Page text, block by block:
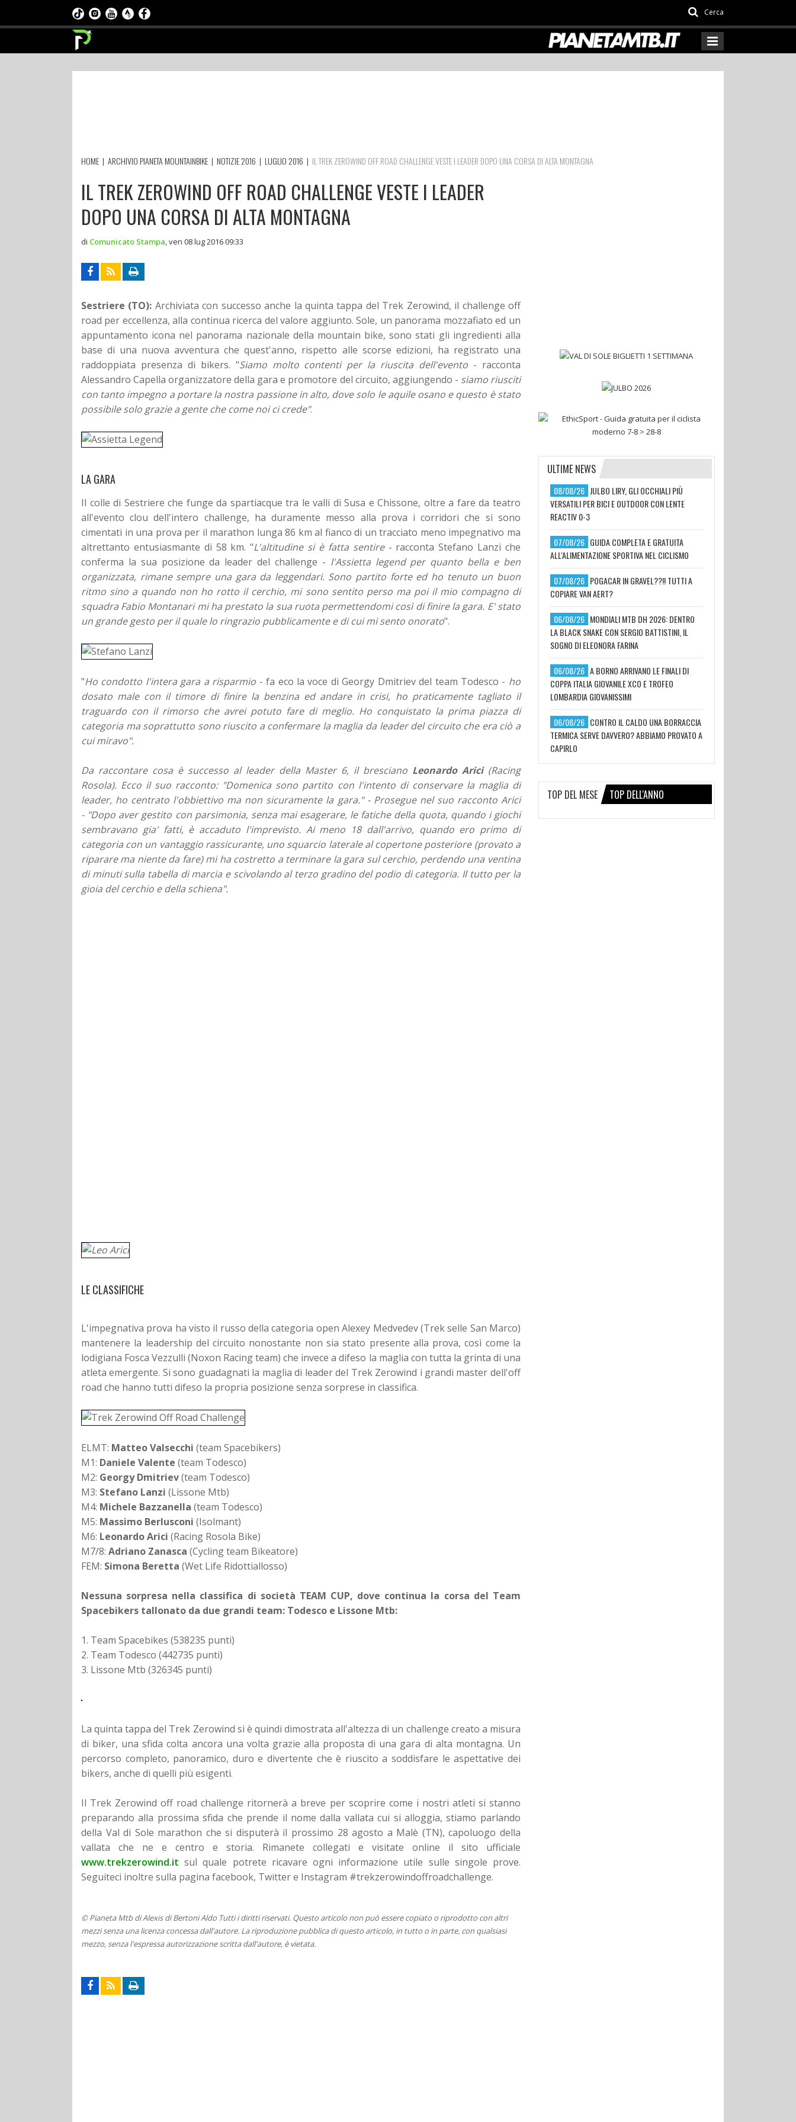
Cerca
HOME | ARCHIVIO PIANETA MOUNTAINBIKE | NOTIZIE 2016 | LUGLIO 2016 | IL TREK ZEROWIND OFF ROAD CHALLENGE VESTE I LEADER DOPO UNA CORSA DI ALTA MONTAGNA
IL TREK ZEROWIND OFF ROAD CHALLENGE VESTE I LEADER
DOPO UNA CORSA DI ALTA MONTAGNA
di Comunicato Stampa ven 08 lug 2016 09:33
Sestriere (TO): Archiviata con successo anche la quinta tappa del Trek Zerowind, il challenge off
road per eccellenza, alla continua ricerca del valore aggiunto. Sole, un panorama mozzafiato ed un
appuntamento icona nel panorama nazionale della mountain bike, sono stati gli ingredienti alla
base di una nuova avventura che quest'anno, rispetto alle scorse edizioni, ha registrato una
raddoppiata presenza di bikers. "Siamo molto contenti per la riuscita dell'evento - racconta
Alessandro Capella organizzatore della gara e promotore del circuito, aggiungendo - siamo riusciti
con tanto impegno a portare la nostra passione in alto, dove solo le aquile osano e questo è stato
possibile solo grazie a gente che come noi ci crede".
LA GARA
Il colle di Sestriere che funge da spartiacque tra le valli di Susa e Chissone, oltre a fare da teatro
all'evento clou dell'intero challenge, ha duramente messo alla prova i corridori che si sono
cimentati in una prova per il marathon lunga 86 km al fianco di un tracciato meno impegnativo ma
altrettanto entusiasmante di 58 km. "L'altitudine si è fatta sentire- racconta Stefano Lanzi che
conferma la sua posizione da leader del challenge - l'Assietta legend per quanto bella e ben
organizzata, rimane sempre una gara da leggendari. Sono partito forte ed ho tenuto un buon
ritmo sino a quando non ho rotto il cerchio, mi sono sentito perso ma poi il mio compagno di
squadra Fabio Montanari mi ha prestato la sua ruota permettendomi così di finire la gara. E' stato
un grande gesto per il quale lo ringrazio pubblicamente e di cui mi sento onorato".
"Ho condotto l'intera gara a risparmio - fa eco la voce di Georgy Dmitriev del team Todesco - ho
dosato male con il timore di finire la benzina ed andare in crisi, ho praticamente tagliato il
traguardo con il rimorso che avrei potuto fare di meglio. Ho conquistato la prima piazza di
categoria ma soprattutto sono riuscito a confermare la maglia da leader del circuito che era ciò a
cui miravo".
Da raccontare cosa è successo al leader della Master 6, il bresciano Leonardo Arici(Racing
Rosola). Ecco il suo racconto: "Domenica sono partito con l'intento di conservare la maglia di
leader, ho centrato l'obbiettivo ma non sicuramente la gara." - Prosegue nel suo racconto Arici
-"Dopo aver gestito con parsimonia, senza mai esagerare, le fatiche della quota, quando i giochi
sembravano gia' fatti, è accaduto l'imprevisto. Ai meno 18 dall'arrivo, quando ero primo di
categoria con un vantaggio rassicurante, uno squarcio laterale al copertone posteriore (provato a
riparare ma niente da fare) mi ha costretto a terminare la gara sul cerchio, perdendo una ventina
di minuti sulla tabella di marcia e scivolando al terzo gradino del podio di categoria. Il tutto per la
gioia del cerchio e della schiena".
LE CLASSIFICHE
L'impegnativa prova ha visto il russo della categoria open Alexey Medvedev (Trek selle San Marco)
mantenere la leadership del circuito nonostante non sia stato presente alla prova, così come la
lodigiana Fosca Vezzulli (Noxon Racing team) che invece a difeso la maglia con tutta la grinta di una
atleta emergente. Si sono guadagnati la maglia di leader del Trek Zerowind i grandi master dell'off
road che hanno tutti difeso la propria posizione senza sorprese in classifica.
ELMT: Matteo Valsecchi (team Spacebikers)
M1: Daniele Valente (team Todesco)
M2: Georgy Dmitriev(team Todesco)
M3: Stefano Lanzi (Lissone Mtb)
M4: Michele Bazzanella (team Todesco)
M5: Massimo Berlusconi (Isolmant)
M6: Leonardo Arici (Racing Rosola Bike)
M7/8: Adriano Zanasca (Cycling team Bikeatore)
FEM: Simona Beretta (Wet Life Ridottiallosso)
Nessuna sorpresa nella classifica di società TEAM CUP, dove continua la corsa del Team
Spacebikers tallonato da due grandi team: Todesco e Lissone Mtb:
1. Team Spacebikes (538235 punti)
2. Team Todesco (442735 punti)
3. Lissone Mtb (326345 punti)
La quinta tappa del Trek Zerowind si è quindi dimostrata all'altezza di un challenge creato a misura
di biker, una sfida colta ancora una volta grazie alla proposta di una gara di alta montagna. Un
percorso completo, panoramico, duro e divertente che è riuscito a soddisfare le aspettative dei
bikers, anche di quelli più esigenti.
Il Trek Zerowind off road challenge ritornerà a breve per scoprire come i nostri atleti si stanno
preparando alla prossima sfida che prende il nome dalla vallata cui si alloggia, stiamo parlando
della Val di Sole marathon che si disputerà il prossimo 28 agosto a Malè (TN), capoluogo della
vallata che ne e centro e storia. Rimanete collegati e visitate online il sito ufficiale
www.trekzerowind.it sul quale potrete ricavare ogni informazione utile sulle singole prove.
Seguiteci inoltre sulla pagina facebook, Twitter e Instagram #trekzerowindoffroadchallenge.
© Pianeta Mtb di Alexis di Bertoni Aldo Tutti i diritti riservati. Questo articolo non può essere copiato o riprodotto con altri
mezzi senza una licenza concessa dall'autore. La riproduzione pubblica di questo articolo, in tutto o in parte, con qualsiasi
mezzo, senza l'espressa autorizzazione scritta dall'autore, è vietata.
ULTIME NEWS
08/08/26 JULBO LIRY, GLI OCCHIALI PIÙ
VERSATILI PER BICI E OUTDOOR CON LENTE
REACTIV 0-3
07/08/26 GUIDA COMPLETA E GRATUITA
ALL'ALIMENTAZIONE SPORTIVA NEL CICLISMO
07/08/26 POGACAR IN GRAVEL??!! TUTTI A
COPIARE VAN AERT?
06/08/26 MONDIALI MTB DH 2026: DENTRO
LA BLACK SNAKE CON SERGIO BATTISTINI, IL
SOGNO DI ELEONORA FARINA
06/08/26 A BORNO ARRIVANO LE FINALI DI
COPPA ITALIA GIOVANILE XCO E TROFEO
LOMBARDIA GIOVANISSIMI
06/08/26 CONTRO IL CALDO UNA BORRACCIA
TERMICA SERVE DAVVERO? ABBIAMO PROVATO A
CAPIRLO
TOP DEL MESE TOP DELL'ANNO